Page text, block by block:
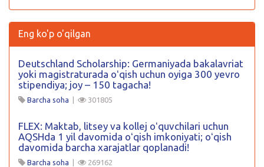
Eng ko'p o'qilgan
Deutschland Scholarship: Germaniyada bakalavriat
yoki magistraturada oʻqish uchun oyiga 300 yevro
stipendiya; joy – 150 tagacha!
Barcha soha | 301805
FLEX: Maktab, litsey va kollej oʻquvchilari uchun
AQSHda 1 yil davomida oʻqish imkoniyati; oʻqish
davomida barcha xarajatlar qoplanadi!
Barcha soha | 269162